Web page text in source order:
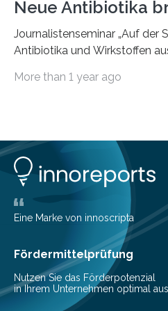
Neue Antibiotika
Journalistenseminar „Auf der
Antibiotika und Wirkstoffen
2024. Eine zunehmende und
Arbeitsgruppen von
der Suche nach neuen
forschen auch die
Bioressourcen für die
Gesundheitsforschung unter
Yvonne Mast am Leibniz-
Sammlung von
More than 1 year ago
Eine Marke von innoscripta
Fördermittelprüfung
Nutzen Sie das Förderpotenzial
in Ihrem Unternehmen optimal